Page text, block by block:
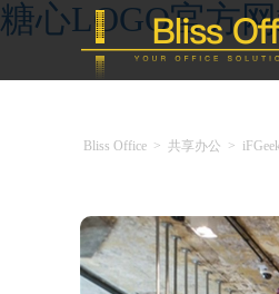
糖心LOGO官方
Bliss Office > 共享办公 >